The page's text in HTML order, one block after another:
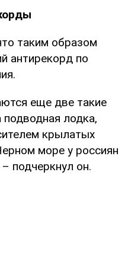
таким образом
антирекорд по
еще две такие
лодка,
крылатых
море у россиян
подчеркнул он.